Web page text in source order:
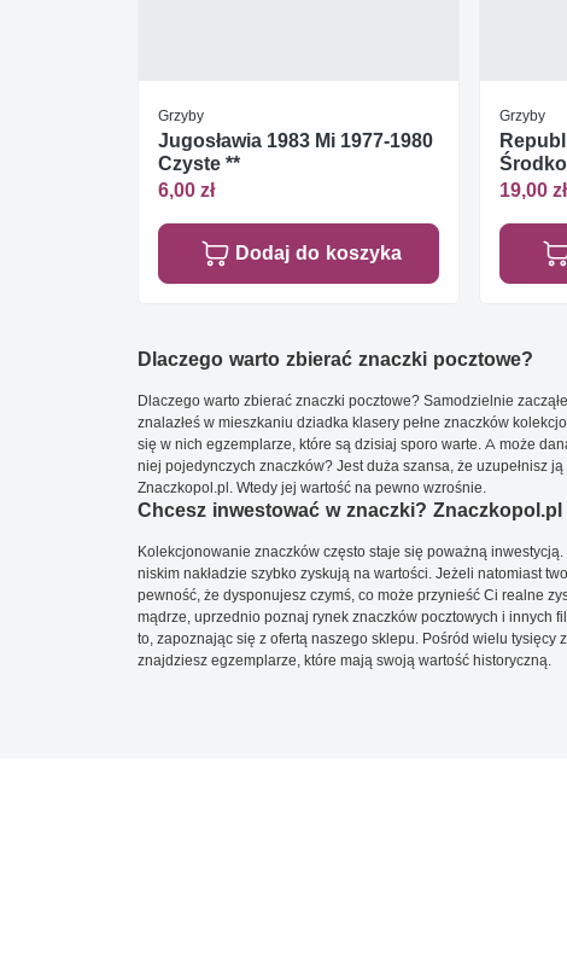
Grzyby
Jugosławia 1983 Mi 1977-1980
Czyste **
6,00 zł
Dodaj do koszyka
Grzyby
ark
19,00 zł
Dlaczego warto zbierać znaczki pocztowe?
Dlaczego warto zbierać znaczki pocztowe? Samodzielnie
znalazłeś w mieszkaniu dziadka klasery pełne znaczków
się w nich egzemplarze, które są dzisiaj sporo warte. A może
niej pojedynczych znaczków? Jest duża szansa, że uzupełnisz
Znaczkopol.pl. Wtedy jej wartość na pewno wzrośnie.
Chcesz inwestować w znaczki?
Kolekcjonowanie znaczków często staje się poważną
niskim nakładzie szybko zyskują na wartości. Jeżeli natomiast
pewność, że dysponujesz czymś, co może przynieść Ci realne
mądrze, uprzednio poznaj rynek znaczków pocztowych i innych
to, zapoznając się z ofertą naszego sklepu. Pośród wielu tysięcy
znajdziesz egzemplarze, które mają swoją wartość historyczną.